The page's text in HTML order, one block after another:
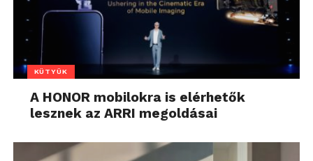
KÜTYÜK
A HONOR mobilokra is elérhetők
lesznek az ARRI megoldásai